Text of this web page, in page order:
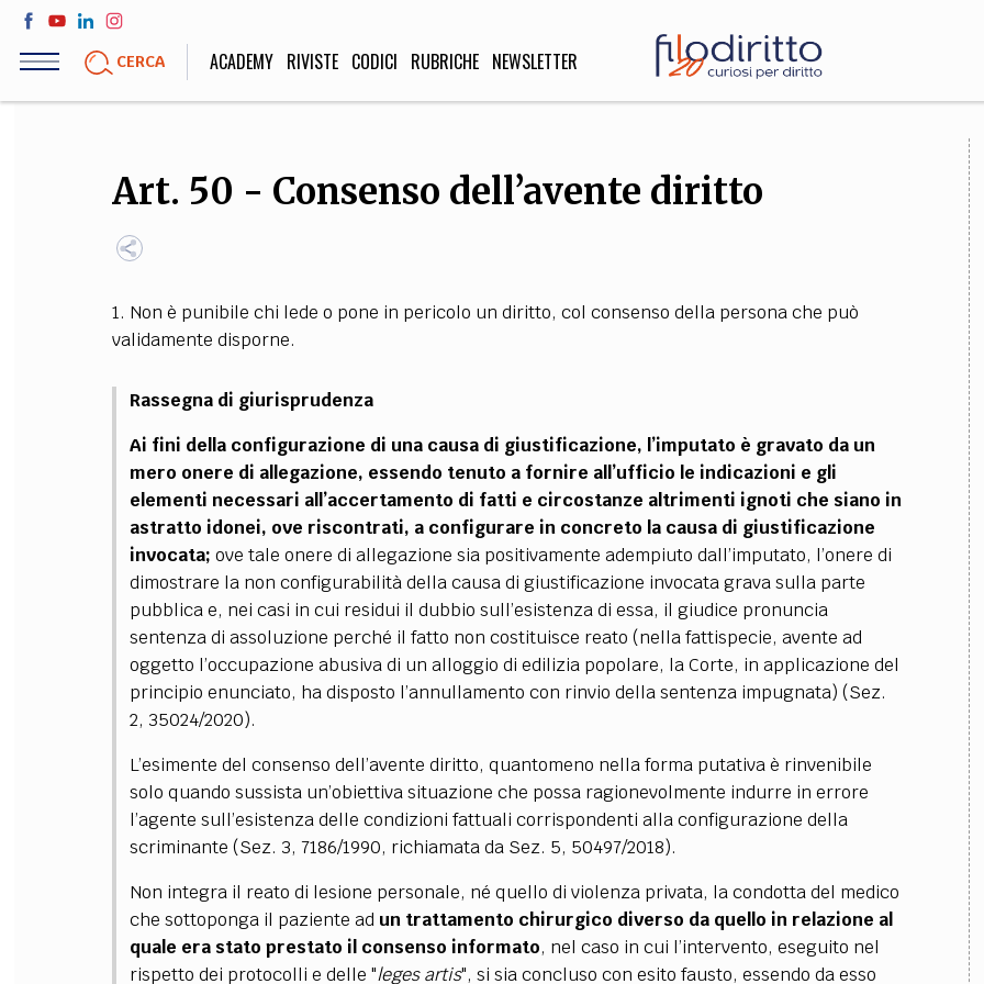
Salta
contenuto
CERCA ACADEMY RIVISTE CODICI RUBRICHE NEWSLETTER
LIFE STYLE
Sport, Cucina, Viaggi,
Moda
SOCIETÀ
Politica, Attualità,
DIRITTO
umanistiche, Religione
TEAM
FILODIRITTO REDAZIONE COMITATO SCIENTIFICO AUTORI CURATORI FOTOGRAFI
EXTRA
CODICI RUBRICHE LIBRI PROCEEDINGS PUBBLICITÀ
SOCIAL MEDIA
Art. 50 - Consenso dell’avente diritto
1. Non è punibile chi lede o pone in pericolo un diritto, col consenso della persona che può
validamente disporne.
Rassegna di giurisprudenza
Ai fini della configurazione di una causa di giustificazione, l’imputato è gravato da un
mero onere di allegazione, essendo tenuto a fornire all’ufficio le indicazioni e gli
elementi necessari all’accertamento di fatti e circostanze altrimenti ignoti che siano in
astratto idonei, ove riscontrati, a configurare in concreto la causa di giustificazione
invocata; ove tale onere di allegazione sia positivamente adempiuto dall’imputato, l’onere di
dimostrare la non configurabilità della causa di giustificazione invocata grava sulla parte
pubblica e, nei casi in cui residui il dubbio sull’esistenza di essa, il giudice pronuncia
sentenza di assoluzione perché il fatto non costituisce reato (nella fattispecie, avente ad
oggetto l’occupazione abusiva di un alloggio di edilizia popolare, la Corte, in applicazione del
principio enunciato, ha disposto l’annullamento con rinvio della sentenza impugnata) (Sez.
2, 35024/2020).
L’esimente del consenso dell’avente diritto, quantomeno nella forma putativa è rinvenibile
solo quando sussista un’obiettiva situazione che possa ragionevolmente indurre in errore
l’agente sull’esistenza delle condizioni fattuali corrispondenti alla configurazione della
scriminante (Sez. 3, 7186/1990, richiamata da Sez. 5, 50497/2018).
Non integra il reato di lesione personale, né quello di violenza privata, la condotta del medico
che sottoponga il paziente ad un trattamento chirurgico diverso da quello in relazione al
quale era stato prestato il consenso informato, nel caso in cui l’intervento, eseguito nel
rispetto dei protocolli e delle "leges artis", si sia concluso con esito fausto, essendo da esso